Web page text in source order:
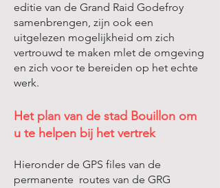
editie van de Grand Raid Godefroy
samenbrengen, zijn ook een
uitgelezen mogelijkheid om zich
vertrouwd te maken mlet de omgeving
en zich voor te bereiden op het echte
werk.
Het plan van de stad Bouillon om
u te helpen bij het vertrek
Hieronder de GPS files van de
permanente routes van de GRG